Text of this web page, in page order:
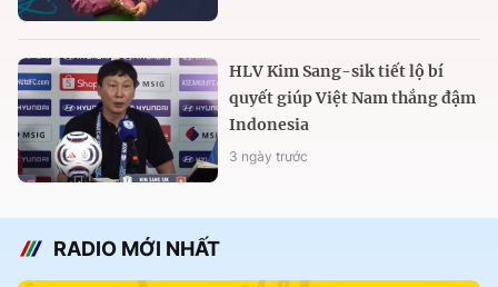
HLV Kim Sang-sik tiết lộ bí
quyết giúp Việt Nam thắng đậm
Indonesia
3 ngày trước
RADIO MỚI NHẤT